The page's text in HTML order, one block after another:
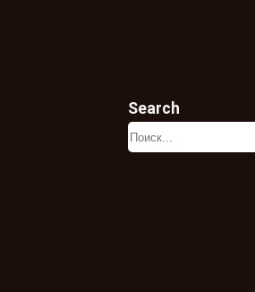
Search